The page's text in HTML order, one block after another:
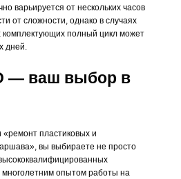
варьируется от нескольких часов
от сложности, однако в случаях
комплектующих полный цикл может
дней.
— ваш выбор в
«ремонт пластиковых и
вы выбираете не просто
многолетним опытом работы на